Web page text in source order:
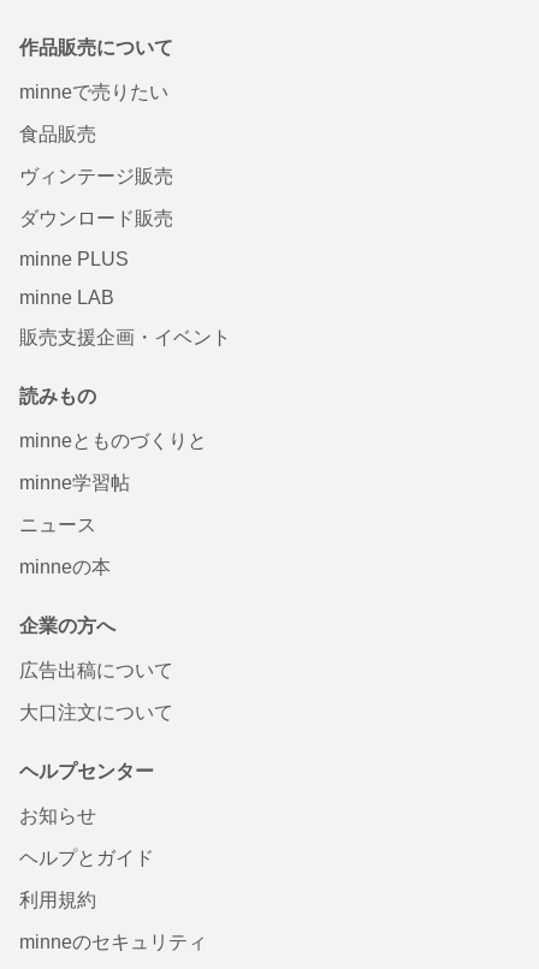
作品販売について
minneで売りたい
食品販売
ヴィンテージ販売
ダウンロード販売
minne PLUS
minne LAB
販売支援企画・イベント
読みもの
minneとものづくりと
minne学習帖
ニュース
minneの本
企業の方へ
広告出稿について
大口注文について
ヘルプセンター
お知らせ
ヘルプとガイド
利用規約
minneのセキュリティ